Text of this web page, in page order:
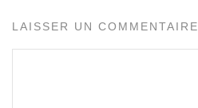
LAISSER UN COMMENTAIRE